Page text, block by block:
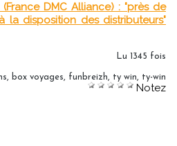
DMC Alliance) : "près de
la disposition des distributeurs"
Lu 1345 fois
, box voyages, funbreizh, ty win, ty-win
Notez